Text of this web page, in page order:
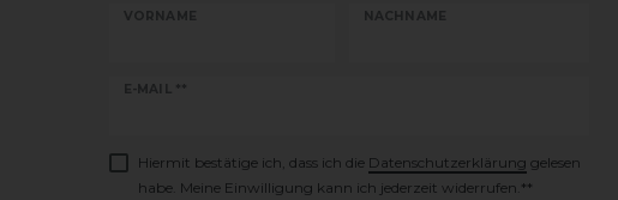
VORNAME NACHNAME
E-MAIL **
Newsletter
Hiermit bestätige ich, dass ich die Daten­schutz­erklärung gelesen
habe. Meine Einwilligung kann ich jederzeit widerrufen.**